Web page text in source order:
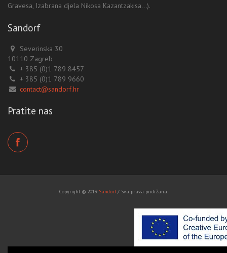
Gravesa, Izabrana djela Nikosa Kazantzakisa...).
Sandorf
Severinska 30
10110 Zagreb
+ 385 (0)1 789 8457
+ 385 (0)1 789 9660
contact@sandorf.hr
Pratite nas
Copyright © 2019 Sandorf/ Sva prava pridržana.